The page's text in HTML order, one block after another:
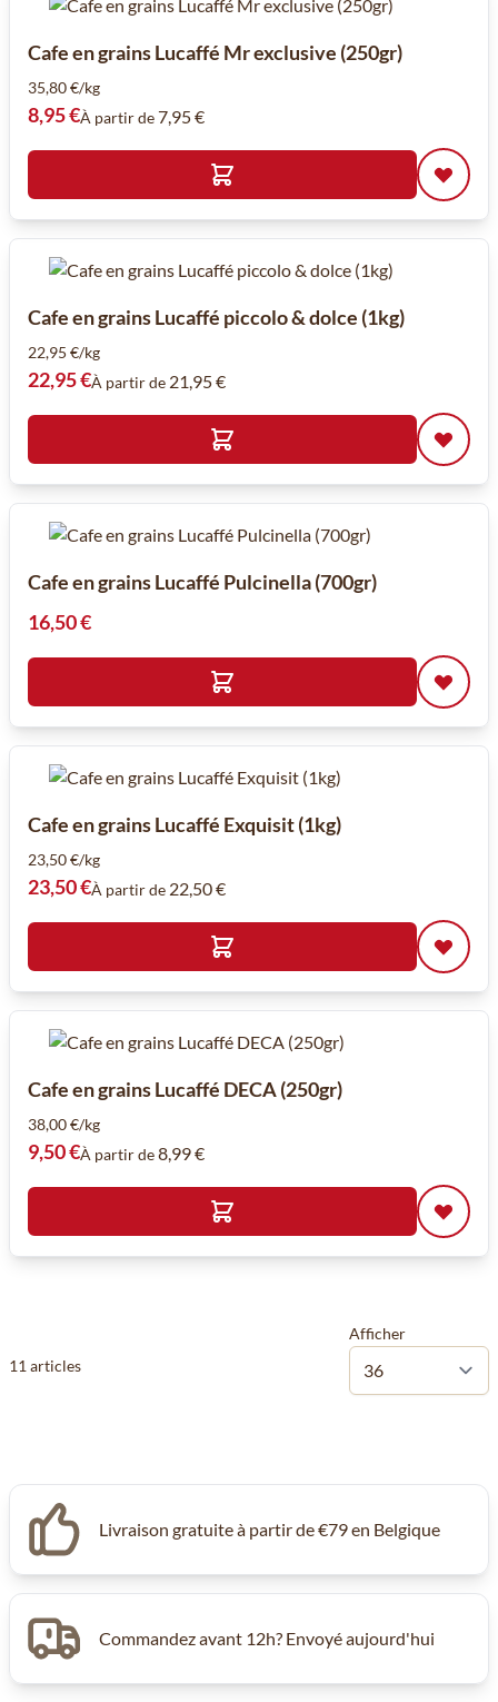
Cafe en grains Lucaffé Mr exclusive (250gr)
35,80 €/kg
8,95 €À partir de7,95 €
Cafe en grains Lucaffé piccolo & dolce (1kg)
22,95 €/kg
22,95 €À partir de 21,95 €
Cafe en grains Lucaffé Pulcinella (700gr)
16,50 €
Cafe en grains Lucaffé Exquisit (1kg)
23,50 €/kg
23,50 €À partir de 22,50 €
Cafe en grains Lucaffé DECA (250gr)
38,00 €/kg
9,50 €À partir de8,99 €
11 articles
Afficher
Livraison gratuite à partir de €79 en Belgique
Commandez avant 12h? Envoyé aujourd'hui